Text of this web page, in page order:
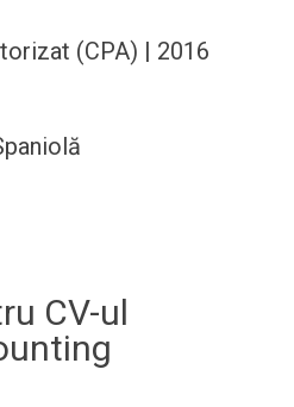
(CPA) | 2016
CV-ul